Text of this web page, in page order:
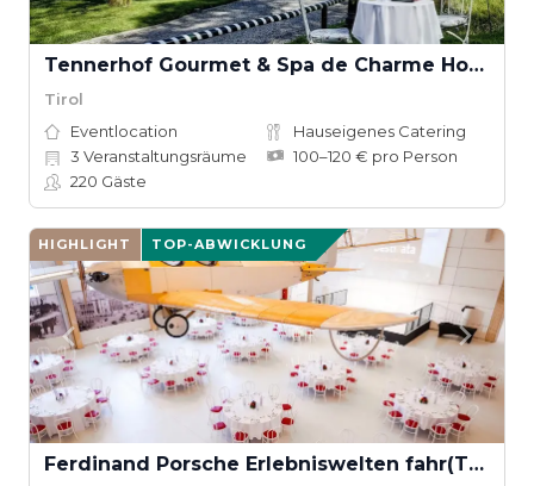
Tennerhof Gourmet & Spa de Charme Hotel
Tirol
Eventlocation
Hauseigenes Catering
3 Veranstaltungsräume
100–120 € pro Person
220 Gäste
HIGHLIGHT TOP-ABWICKLUNG
Ferdinand Porsche Erlebniswelten fahr(T)raum